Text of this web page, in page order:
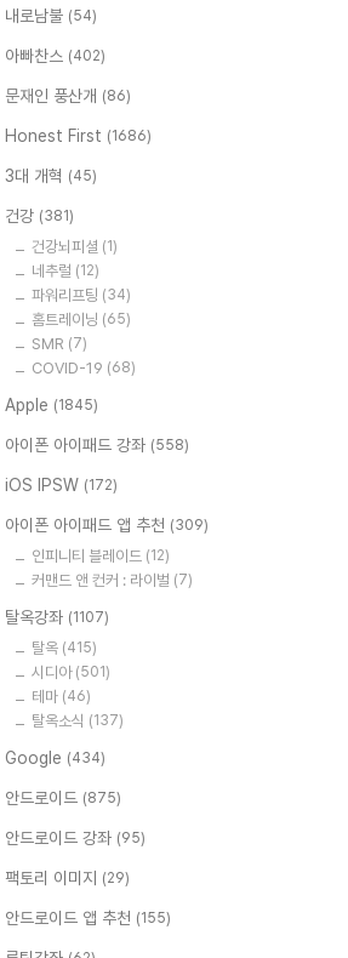
내로남불 (54)
아빠찬스 (402)
문재인 풍산개 (86)
Honest First (1686)
3대 개혁 (45)
건강 (381)
건강뇌피셜 (1)
네추럴 (12)
파워리프팅 (34)
홈트레이닝 (65)
SMR (7)
COVID-19 (68)
Apple (1845)
아이폰 아이패드 강좌 (558)
iOS IPSW (172)
아이폰 아이패드 앱 추천 (309)
인피니티 블레이드 (12)
커맨드 앤 컨커 : 라이벌 (7)
탈옥강좌 (1107)
탈옥 (415)
시디아 (501)
테마 (46)
탈옥소식 (137)
Google (434)
안드로이드 (875)
안드로이드 강좌 (95)
팩토리 이미지 (29)
안드로이드 앱 추천 (155)